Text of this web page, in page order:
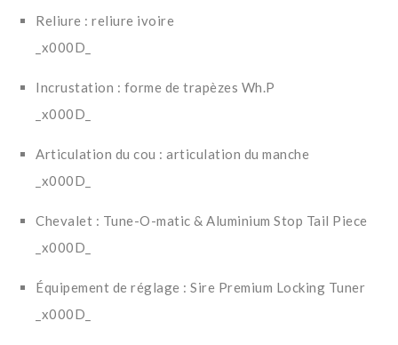
Reliure : reliure ivoire
_x000D_
Incrustation : forme de trapèzes Wh.P
_x000D_
Articulation du cou : articulation du manche
_x000D_
Chevalet : Tune-O-matic & Aluminium Stop Tail Piece
_x000D_
Équipement de réglage : Sire Premium Locking Tuner
_x000D_